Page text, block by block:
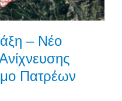
– Νέο
Πατρέων